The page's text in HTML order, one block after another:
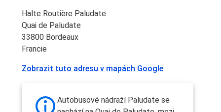
Halte Routière Paludate
Quai de Paludate
33800 Bordeaux
Francie
Zobrazit tuto adresu v mapách Google
Autobusové nádraží Paludate se